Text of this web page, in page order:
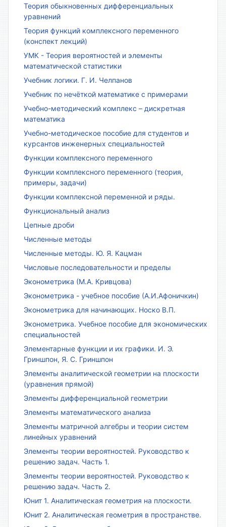
Теория обыкновенных дифференциальных
уравнений
Теория функций комплексного переменного
(конспект лекций)
УМК - Теория вероятностей и элементы
математической статистики
Учебник логики. Г. И. Челпанов
Учебник по нечёткой математике с примерами
Учебно-методический комплекс – дискретная
математика
Учебно-методическое пособие для студентов и
курсантов инженерных специальностей
Функции комплексного переменного
Функции комплексного переменного (теория,
примеры, задачи)
Функции комплексной переменной и ряды.
Функциональный анализ
Цепные дроби
Численные методы
Численные методы. Ю. Я. Кацман
Числовые последовательности и пределы
Эконометрика (М.А. Кривцова)
Эконометрика - учебное пособие (А.И.Афоничкин)
Эконометрика для начинающих. Носко В.П.
Эконометрика. Учебное пособие для экономических
специальностей
Элементарные функции и их графики. И. Э.
Гриншпон, Я. С. Гриншпон
Элементы аналитической геометрии на плоскости
(уравнения прямой)
Элементы дифференциальной геометрии
Элементы математического анализа
Элементы матричной алгебры и теории систем
линейных уравнений
Элементы теории вероятностей. Руководство к
решению задач. Часть 1.
Элементы теории вероятностей. Руководство к
решению задач. Часть 2.
Юнит 1. Аналитическая геометрия на плоскости.
Юнит 2. Аналитическая геометрия в пространстве.